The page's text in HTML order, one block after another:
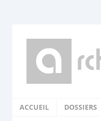
ACCUEIL DOSSIERS